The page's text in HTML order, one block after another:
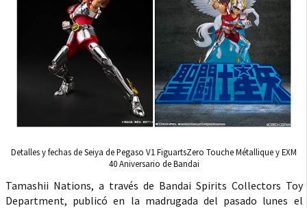
Detalles y fechas de Seiya de Pegaso V1 FiguartsZero Touche Métallique y EXM
40 Aniversario de Bandai
Tamashii Nations, a través de Bandai Spirits Collectors Toy
Department, publicó en la madrugada del pasado lunes el